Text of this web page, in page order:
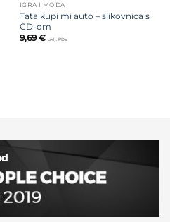
IGRA I MODA
Tata kupi mi auto – slikovnica s
CD-om
9,69€ uklj. PDV